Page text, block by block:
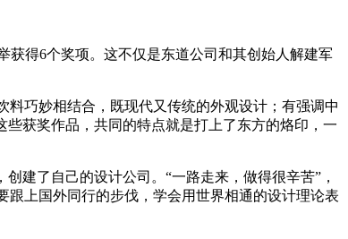
获得6个奖项。这不仅是东道公司和其创始人解建军
巧妙相结合，既现代又传统的外观设计；有强调中
获奖作品，共同的特点就是打上了东方的烙印，一
建了自己的设计公司。“一路走来，做得很辛苦”，
上国外同行的步伐，学会用世界相通的设计理论表